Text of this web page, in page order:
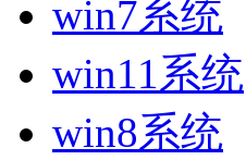
win7系统
win11系统
win8系统